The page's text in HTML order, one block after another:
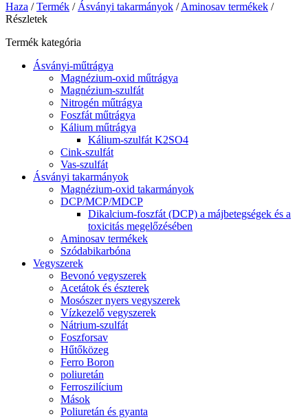
Haza /Termék / Ásványi takarmányok /Aminosav termékek /
Részletek
Termék kategória
Ásványi-műtrágya
Magnézium-oxid műtrágya
Magnézium-szulfát
Nitrogén műtrágya
Foszfát műtrágya
Kálium műtrágya
Kálium-szulfát K2SO4
Cink-szulfát
Vas-szulfát
Ásványi takarmányok
Magnézium-oxid takarmányok
DCP/MCP/MDCP
Dikalcium-foszfát (DCP) a májbetegségek és a
toxicitás megelőzésében
Aminosav termékek
Szódabikarbóna
Vegyszerek
Bevonó vegyszerek
Acetátok és észterek
Mosószer nyers vegyszerek
Vízkezelő vegyszerek
Nátrium-szulfát
Foszforsav
Hűtőközeg
Ferro Boron
poliuretán
Ferroszilícium
Mások
Poliuretán és gyanta